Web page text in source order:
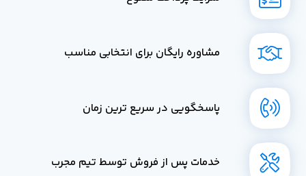
مشاوره رایگان برای انتخابی مناسب
پاسخگویی در سریع ترین زمان
خدمات پس از فروش توسط تیم مجرب